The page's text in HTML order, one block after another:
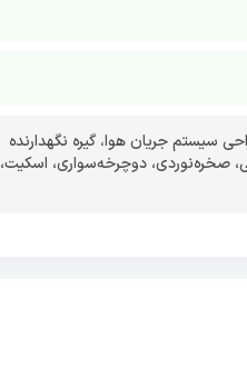
سیستم جریان هوا،گیره نگهدارنده
صخره‌نوردی، دوچرخه‌سواری، اسکیت،